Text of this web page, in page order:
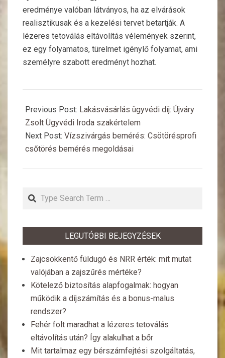
eredménye valóban látványos, ha az elvárások
realisztikusak és a kezelési tervet betartják. A
lézeres tetoválás eltávolítás vélemények szerint,
ez egy folyamatos, türelmet igénylő folyamat, ami
személyre szabott eredményt hozhat.
01-
27
Previous Post: Lakásvásárlás ügyvédi díj: Újváry
Zsolt Ügyvédi Iroda szakértelem
Next Post: Vízszivárgás bemérés: Csötörésprofi
csőtörés bemérés megoldásai
Search
LEGUTÓBBI BEJEGYZÉSEK
Zajcsökkentő füldugó és NRR érték: mit mutat
valójában a zajszűrés mértéke?
Kötelező biztosítás alapfogalmak: hogyan
működik a díjszámítás és a bonus-malus
rendszer?
Fehér folt maradhat a lézeres tetoválás
eltávolítás után? Így alakulhat a bőr
Mit tartalmaz egy bérszámfejtési szolgáltatás,